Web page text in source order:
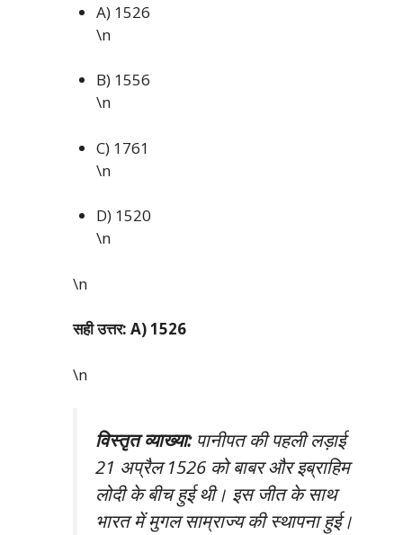
A) 1526
\n
B) 1556
\n
C) 1761
\n
D) 1520
\n
\n
सही उत्तर: A) 1526
\n
विस्तृत व्याख्या:पानीपत की पहली लड़ाई
21 अप्रैल 1526 को बाबर और इब्राहिम
लोदी के बीच हुई थी। इस जीत के साथ
भारत में मुगल साम्राज्य की स्थापना हुई।